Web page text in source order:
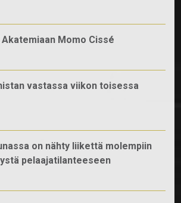
Momo Cissé
vastassa viikon toisessa
on nähty liikettä molempiin
pelaajatilanteeseen